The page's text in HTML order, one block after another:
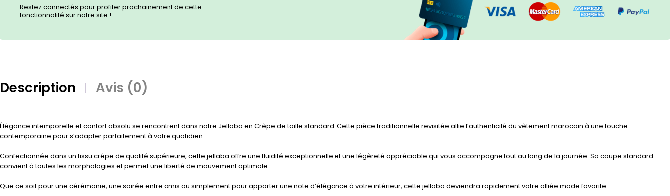
Restez connectés pour profiter prochainement de cette
fonctionnalité sur notre site !
Description Avis (0)
Élégance intemporelle et confort absolu se rencontrent dans notre Jellaba en Crêpe de taille standard. Cette pièce traditionnelle revisitée allie l’authenticité du vêtement marocain à une touche
contemporaine pour s’adapter parfaitement à votre quotidien.
Confectionnée dans un tissu crêpe de qualité supérieure, cette jellaba offre une fluidité exceptionnelle et une légèreté appréciable qui vous accompagne tout au long de la journée. Sa coupe standard
convient à toutes les morphologies et permet une liberté de mouvement optimale.
Que ce soit pour une cérémonie, une soirée entre amis ou simplement pour apporter une note d’élégance à votre intérieur, cette jellaba deviendra rapidement votre alliée mode favorite.